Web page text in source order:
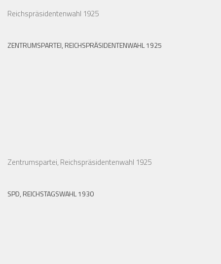
Reichspräsidentenwahl 1925
ZENTRUMSPARTEI, REICHSPRÄSIDENTENWAHL 1925
Zentrumspartei, Reichspräsidentenwahl 1925
SPD, REICHSTAGSWAHL 1930